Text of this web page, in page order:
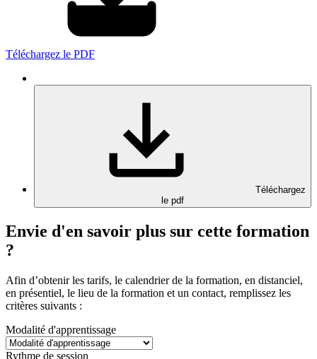
Téléchargez le PDF
Téléchargez
le pdf
Envie d'en savoir plus sur cette formation
?
Afin d’obtenir les tarifs, le calendrier de la formation, en distanciel,
en présentiel, le lieu de la formation et un contact, remplissez les
critères suivants :
Modalité d'apprentissage
Rythme de session